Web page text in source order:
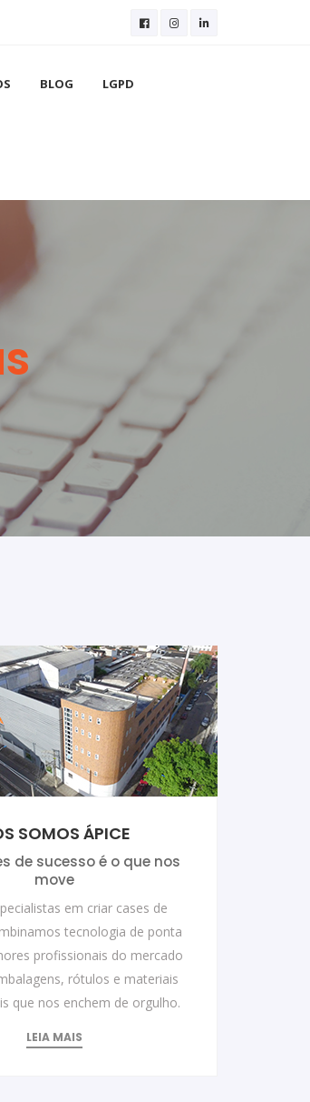
BLOG LGPD
SOMOS ÁPICE
de sucesso é o que nos
move
em criar cases de
tecnologia de ponta
profissionais do mercado
rótulos e materiais
que nos enchem de orgulho.
LEIA MAIS